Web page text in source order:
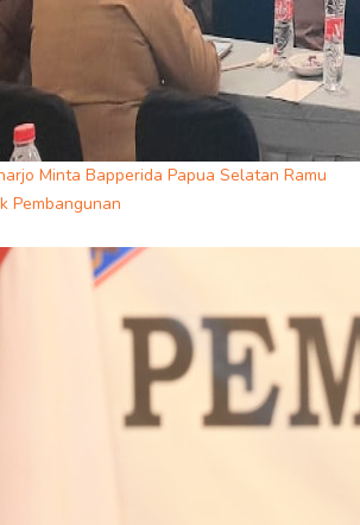
Minta Bapperida Papua Selatan Ramu
Pembangunan